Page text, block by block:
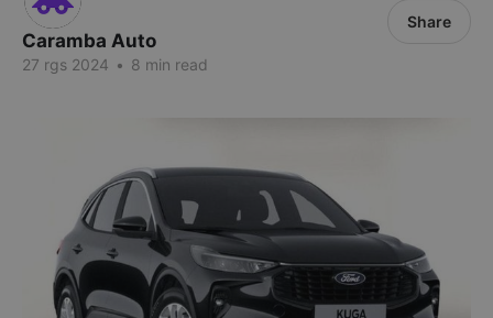
Caramba Auto
27 rgs 2024 • 8 min read
Share